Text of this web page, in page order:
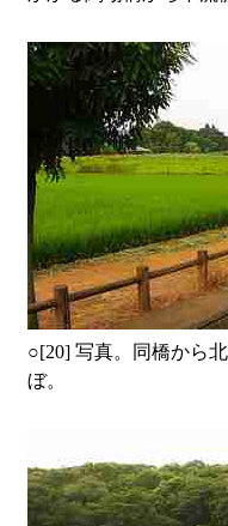
○[20] 写真。同橋から
ぼ。